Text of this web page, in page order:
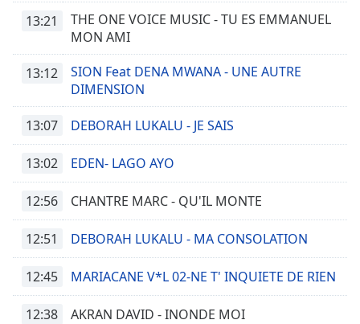
13:21
THE ONE VOICE MUSIC - TU ES EMMANUEL
MON AMI
13:12
SION Feat DENA MWANA - UNE AUTRE
DIMENSION
13:07 DEBORAH LUKALU - JE SAIS
13:02 EDEN- LAGO AYO
12:56 CHANTRE MARC - QU'IL MONTE
12:51 DEBORAH LUKALU - MA CONSOLATION
12:45 MARIACANE V*L 02-NE T' INQUIETE DE RIEN
12:38 AKRAN DAVID - INONDE MOI